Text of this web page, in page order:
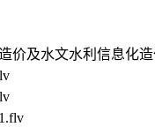
价及水文水利信息化